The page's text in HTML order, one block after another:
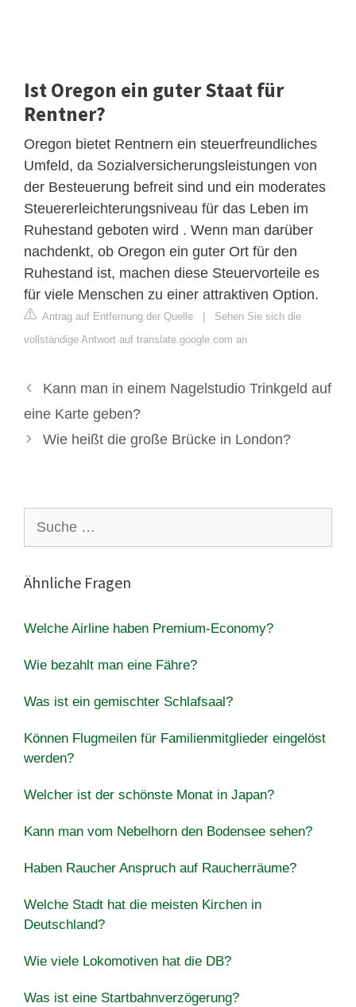
Ist Oregon ein guter Staat für
Rentner?
Oregon bietet Rentnern ein steuerfreundliches
Umfeld, da Sozialversicherungsleistungen von
der Besteuerung befreit sind und ein moderates
Steuererleichterungsniveau für das Leben im
Ruhestand geboten wird . Wenn man darüber
nachdenkt, ob Oregon ein guter Ort für den
Ruhestand ist, machen diese Steuervorteile es
für viele Menschen zu einer attraktiven Option.
Antrag auf Entfernung der Quelle | Sehen Sie sich die
vollständige Antwort auf translate.google.com an
Kann man in einem Nagelstudio Trinkgeld auf
eine Karte geben?
Wie heißt die große Brücke in London?
nach:
Ähnliche Fragen
Welche Airline haben Premium-Economy?
Wie bezahlt man eine Fähre?
Was ist ein gemischter Schlafsaal?
Können Flugmeilen für Familienmitglieder eingelöst
werden?
Welcher ist der schönste Monat in Japan?
Kann man vom Nebelhorn den Bodensee sehen?
Haben Raucher Anspruch auf Raucherräume?
Welche Stadt hat die meisten Kirchen in
Deutschland?
Wie viele Lokomotiven hat die DB?
Was ist eine Startbahnverzögerung?